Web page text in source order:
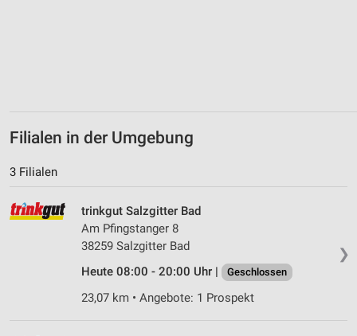
Filialen in der Umgebung
3 Filialen
❯
trinkgut Salzgitter Bad
Am Pfingstanger 8
38259 Salzgitter Bad
Heute 08:00 - 20:00 Uhr |
Geschlossen
23,07 km • Angebote: 1 Prospekt
von Inhalten
Verwendung von Profilen zur Auswahl
personalisierter Inhalte
Messung der Werbeleistung
Messung der Performance von Inhalten